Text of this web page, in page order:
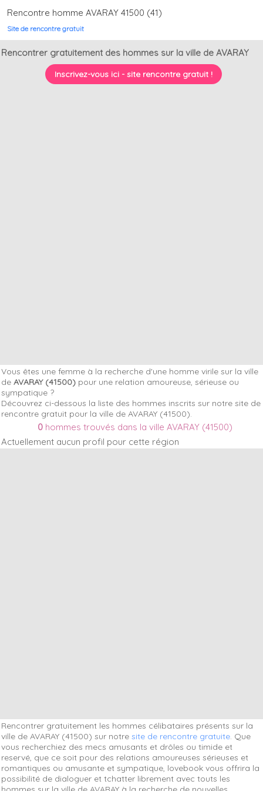
Rencontre homme AVARAY 41500 (41)
Site de rencontre gratuit
Rencontrer gratuitement des hommes sur la ville de AVARAY
Inscrivez-vous ici - site rencontre gratuit !
Vous êtes une femme à la recherche d'une homme virile sur la ville
de AVARAY (41500) pour une relation amoureuse, sérieuse ou
sympatique ?
Découvrez ci-dessous la liste des hommes inscrits sur notre site de
rencontre gratuit pour la ville de AVARAY (41500).
0 hommes trouvés dans la ville AVARAY (41500)
Actuellement aucun profil pour cette région
Rencontrer gratuitement les hommes célibataires présents sur la
ville de AVARAY (41500) sur notre site de rencontre gratuite. Que
vous recherchiez des mecs amusants et drôles ou timide et
reservé, que ce soit pour des relations amoureuses sérieuses et
romantiques ou amusante et sympatique, lovebook vous offrira la
possibilité de dialoguer et tchatter librement avec touts les